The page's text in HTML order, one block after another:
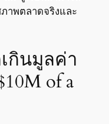
าพตลาดจริงและ
กินมูลค่า
of a